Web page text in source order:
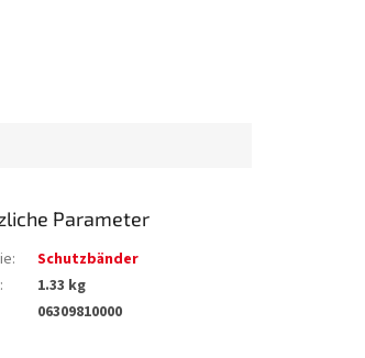
Parameter
:
Schutzbänder
:
1.33 kg
06309810000